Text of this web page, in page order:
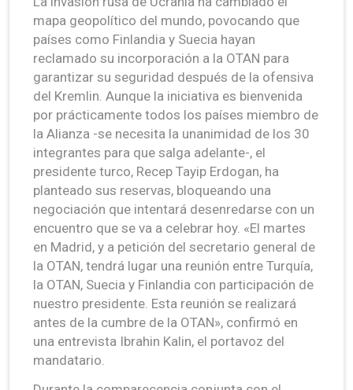
mapa geopolítico del mundo, povocando que
países como Finlandia y Suecia hayan
reclamado su incorporación a la OTAN para
garantizar su seguridad después de la ofensiva
del Kremlin. Aunque la iniciativa es bienvenida
por prácticamente todos los países miembro de
la Alianza -se necesita la unanimidad de los 30
integrantes para que salga adelante-, el
presidente turco, Recep Tayip Erdogan, ha
planteado sus reservas, bloqueando una
negociación que intentará desenredarse con un
encuentro que se va a celebrar hoy. «El martes
en Madrid, y a petición del secretario general de
la OTAN, tendrá lugar una reunión entre Turquía,
la OTAN, Suecia y Finlandia con participación de
nuestro presidente. Esta reunión se realizará
antes de la cumbre de la OTAN», confirmó en
una entrevista Ibrahin Kalin, el portavoz del
mandatario.